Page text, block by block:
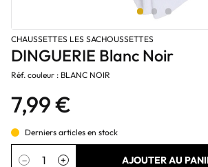
CHAUSSETTES LES SACHOUSSETTES
DINGUERIE Blanc Noir
Réf. couleur : BLANC NOIR
7,99 €
Derniers articles en stock
Quantité
− + AJOUTER AU